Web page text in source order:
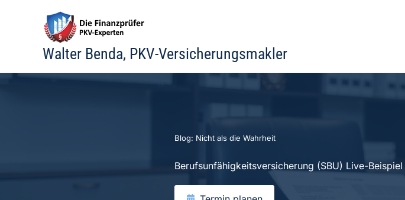
Walter Benda, PKV-Versicherungsmakler
Blog: Nicht als die Wahrheit
Berufsunfähigkeitsversicherung (SBU) Live-Beispiel